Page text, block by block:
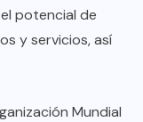
potencial de
y servicios, así
Mundial